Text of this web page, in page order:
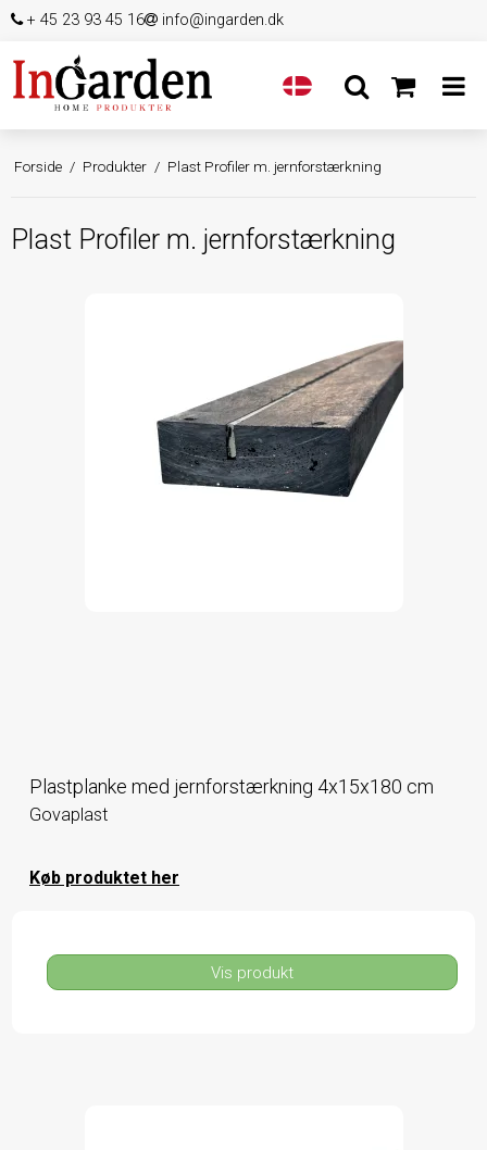
+ 45 23 93 45 16 info@ingarden.dk
Forside / Produkter / Plast Profiler m. jernforstærkning
Plast Profiler m. jernforstærkning
Plastplanke med jernforstærkning 4x15x180 cm
Govaplast
Køb produktet her
Vis produkt